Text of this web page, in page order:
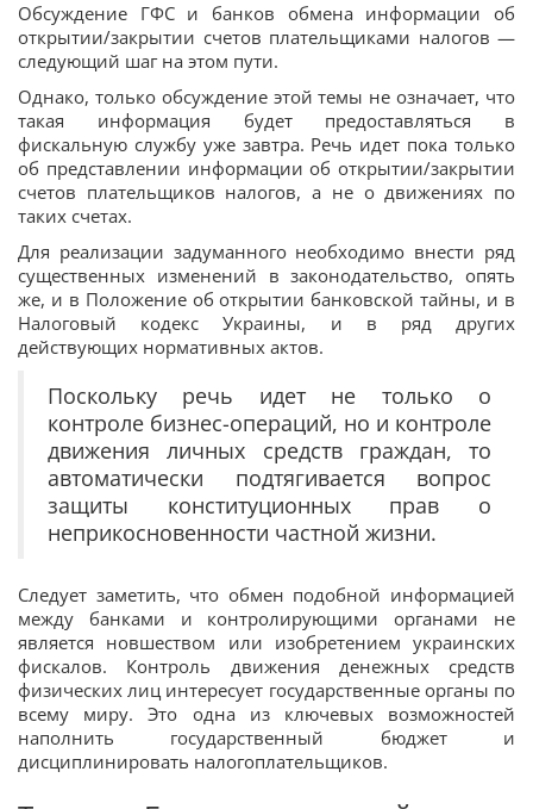
Обсуждение ГФС и банков обмена информации об
открытии/закрытии счетов плательщиками налогов —
следующий шаг на этом пути.
Однако, только обсуждение этой темы не означает, что
такая информация будет предоставляться в
фискальную службу уже завтра. Речь идет пока только
об представлении информации об открытии/закрытии
счетов плательщиков налогов, а не о движениях по
таких счетах.
Для реализации задуманного необходимо внести ряд
существенных изменений в законодательство, опять
же, и в Положение об открытии банковской тайны, и в
Налоговый кодекс Украины, и в ряд других
действующих нормативных актов.
Поскольку речь идет не только о
контроле бизнес-операций, но и контроле
движения личных средств граждан, то
автоматически подтягивается вопрос
защиты конституционных прав о
неприкосновенности частной жизни.
Следует заметить, что обмен подобной информацией
между банками и контролирующими органами не
является новшеством или изобретением украинских
фискалов. Контроль движения денежных средств
физических лиц интересует государственные органы по
всему миру. Это одна из ключевых возможностей
наполнить государственный бюджет и
дисциплинировать налогоплательщиков.